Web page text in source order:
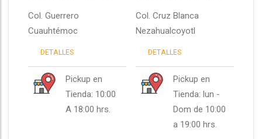
Col. Guerrero
Cuauhtémoc
DETALLES
Pickup en
Tienda: 10:00
A 18:00 hrs.
Col. Cruz Blanca
Nezahualcoyotl
DETALLES
Pickup en
Tienda: lun -
Dom de 10:00
a 19:00 hrs.